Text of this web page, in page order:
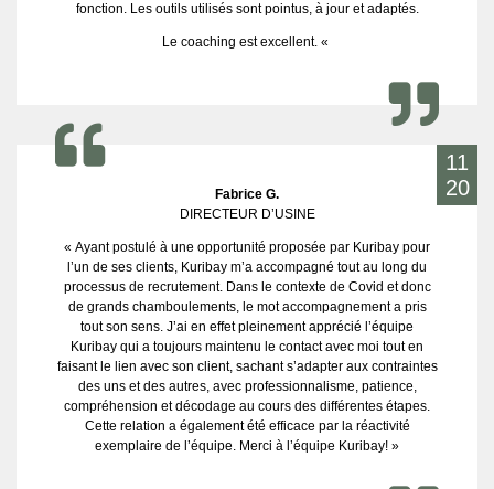
fonction. Les outils utilisés sont pointus, à jour et adaptés.
Le coaching est excellent. «
11
20
Fabrice G.
DIRECTEUR D’USINE
« Ayant postulé à une opportunité proposée par Kuribay pour
l’un de ses clients, Kuribay m’a accompagné tout au long du
processus de recrutement. Dans le contexte de Covid et donc
de grands chamboulements, le mot accompagnement a pris
tout son sens. J’ai en effet pleinement apprécié l’équipe
Kuribay qui a toujours maintenu le contact avec moi tout en
faisant le lien avec son client, sachant s’adapter aux contraintes
des uns et des autres, avec professionnalisme, patience,
compréhension et décodage au cours des différentes étapes.
Cette relation a également été efficace par la réactivité
exemplaire de l’équipe. Merci à l’équipe Kuribay! »